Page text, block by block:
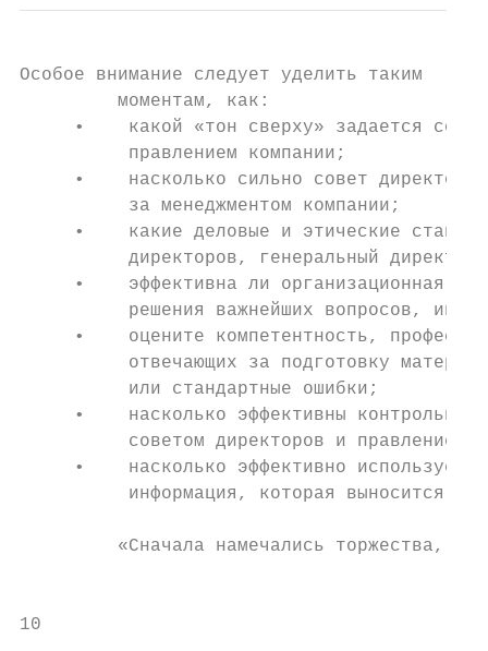
Особое внимание следует уделить таким
         моментам, как:
•    какой «тон сверху» задается
          правлением компании;
•    насколько сильно совет
          за менеджментом компании;
•    какие деловые и этические
директоров, генеральный директор
•    эффективна ли организационная
решения важнейших вопросов,
•    оцените компетентность,
отвечающих за подготовку
          или стандартные ошибки;
•    насколько эффективны
советом директоров и правлением
•    насколько эффективно
информация, которая выносится
«Сначала намечались торжества,
10